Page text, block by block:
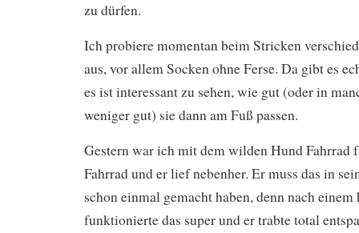
zu dürfen.
Ich probiere momentan beim Stricken
aus, vor allem Socken ohne Ferse. Da gibt es
es ist interessant zu sehen, wie gut (oder in
weniger gut) sie dann am Fuß passen.
Gestern war ich mit dem wilden Hund Fahrrad
Fahrrad und er lief nebenher. Er muss das in
schon einmal gemacht haben, denn nach
funktionierte das super und er trabte total